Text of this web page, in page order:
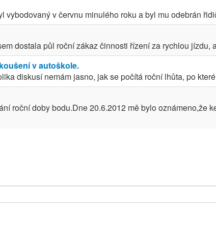
vybodovaný v červnu minulého roku a byl mu odebrán
dostala půl roční zákaz činnosti řízení za rychlou jízdu,
v autoškole.
diskusí nemám jasno, jak se počítá roční lhůta, po
roční doby bodu.Dne 20.6.2012 mě bylo oznámeno,že